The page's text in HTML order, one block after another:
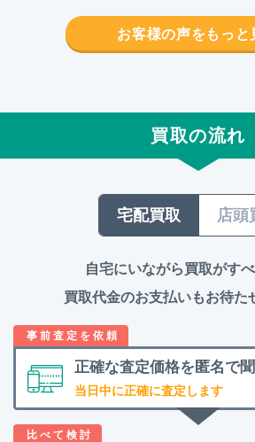
お客様の声をもっと
買取の流れ
宅配買取 店頭
自宅にいながら買取がすべ
買取代金のお支払いもお待た
正確な査定価格を 匿名で聞
当日中に正確に査定します